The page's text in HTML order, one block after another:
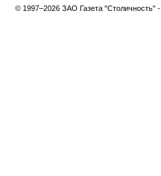
© 1997–2026 ЗАО Газета "Столичность" -